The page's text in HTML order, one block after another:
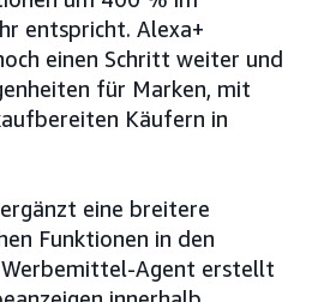
entspricht. Alexa+
einen Schritt weiter und
für Marken, mit
Käufern in
eine breitere
Funktionen in den
Werbemittel-Agent erstellt